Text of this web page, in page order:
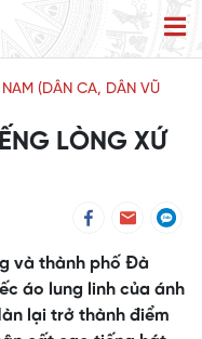
NAM (DÂN CA, DÂN VŨ
LÒNG XỨ
và thành phố Đà
áo lung linh của ánh
lại trở thành điểm